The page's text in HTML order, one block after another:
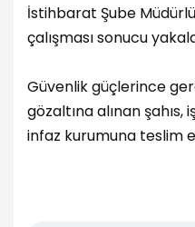
İstihbarat Şube
çalışması sonucu
Güvenlik güçlerince
gözaltına alınan
infaz kurumuna teslim